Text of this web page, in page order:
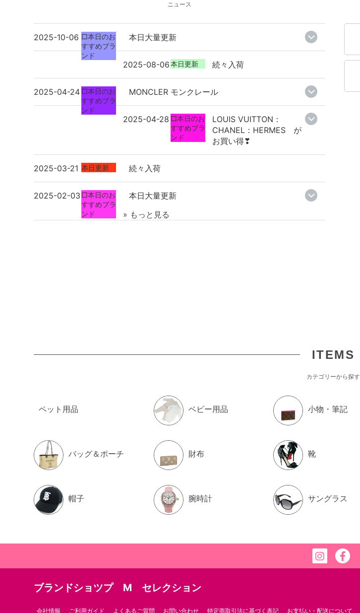
ニュース
2025-10-06 □本日のお
すすめブラ
ンド
本日大量更新
2025-08-06本日更新 続々入荷
2025-04-24 □本日のお
すすめブラ
ンド
MONCLER モンクレール
2025-04-28 □本日のお
すすめブラ
ンド
LOUIS VUITTON：
CHANEL：HERMES が
お買い得❣
2025-03-21 本日更新 続々入荷
2025-02-03 □本日のお
すすめブラ
ンド
本日大量更新
» もっと見る
ITEMS
カテゴリーから探す
ペット用品 ベビー用品 小物・筆記
バッグ＆ポーチ 財布 靴
帽子 腕時計 サングラス
ブランドショツプ M セレクション
会社情報 ご利用ガイド よくあるご質問 お問い合わせ 特定商取引法に基づく表記 お支払い・配送について